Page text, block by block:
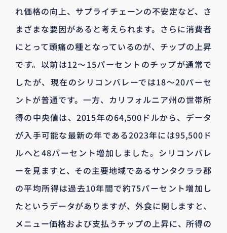
れ価格の向上、サプライチェーンの不安定など、さ
まざまな要因があると考えられます。さらに消費者
にとって頭痛の種となっているのが、チップの上昇
です。以前は12～15パーセントのチップが通常で
したが、現在のシリコンバレーでは18～20パーセ
ントが普通です。一方、カリフォルニア州の世帯所
得の中央値は、2015年の64,500ドルから、データ
が入手可能な最新の年である2023年には95,500ド
ルへと48パーセント増加しました。シリコンバレ
ーを見ますと、その主要地域であるサンタクララ郡
の平均所得は過去10年間で約75パーセント増加し
たというデータがありますが、外食に関しますと、
メニュー価格および支払うチップの上昇に、所得の